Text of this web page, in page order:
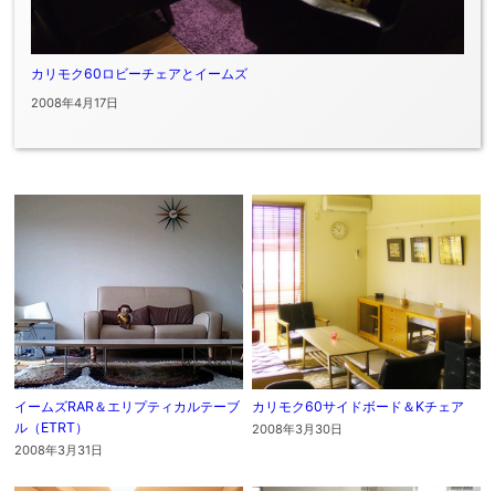
カリモク60ロビーチェアとイームズ
2008年4月17日
イームズRAR＆エリプティカルテーブ
ル（ETRT）
2008年3月31日
カリモク60サイドボード＆Kチェア
2008年3月30日